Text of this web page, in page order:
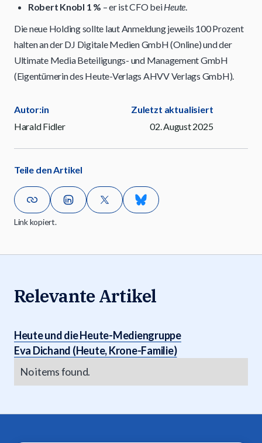
Robert Knobl 1 % – er ist CFO beiHeute.
Die neue Holding sollte laut Anmeldung jeweils 100 Prozent
halten an der DJ Digitale Medien GmbH (Online) und der
Ultimate Media Beteiligungs- und Management GmbH
(Eigentümerin des Heute-Verlags AHVV Verlags GmbH).
Autor:in
Harald Fidler
Zuletzt aktualisiert
02. August 2025
Teile den Artikel
Link kopiert.
Relevante Artikel
Heute und die Heute-Mediengruppe
Eva Dichand (Heute, Krone-Familie)
No items found.